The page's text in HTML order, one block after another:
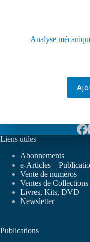
Analyse
Liens utiles
Abonnements
e-Articles –
Vente de numéros
Ventes de
Livres, Kits, DVD
Newsletter
Publications